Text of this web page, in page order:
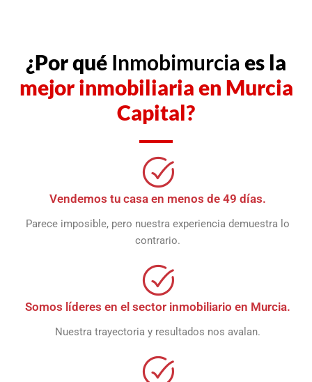
¿Por qué Inmobimurcia es la
mejor inmobiliaria en Murcia
Capital?
Vendemos tu casa en menos de 49 días.
Parece imposible, pero nuestra experiencia demuestra lo
contrario.
Somos líderes en el sector inmobiliario en Murcia.
Nuestra trayectoria y resultados nos avalan.